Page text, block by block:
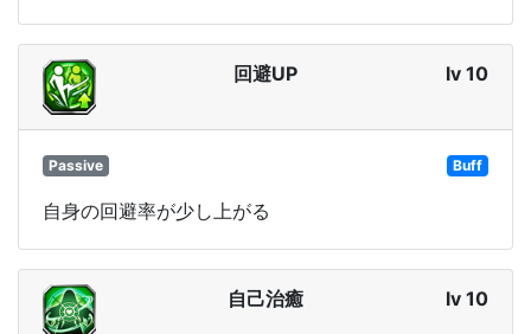
回避UP lv 10
Passive Buff
自身の回避率が少し上がる
自己治癒 lv 10